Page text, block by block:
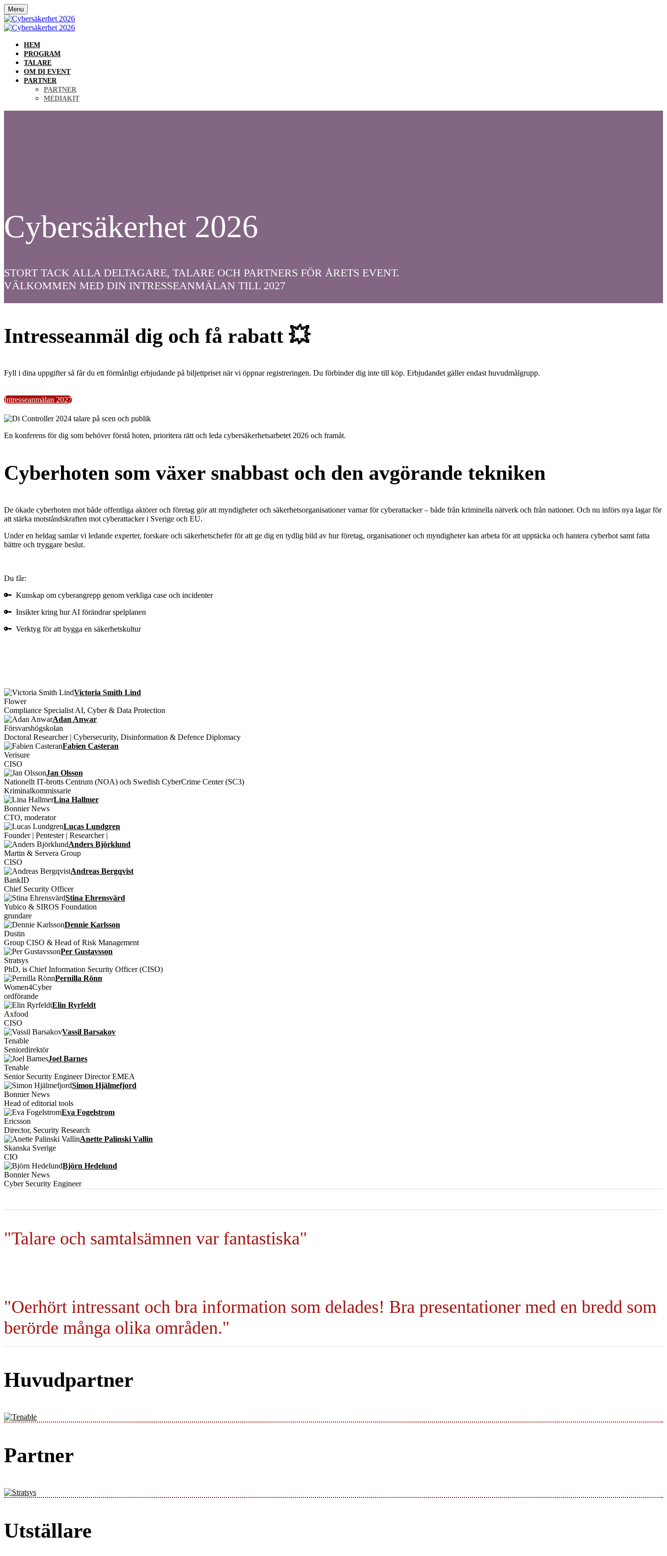
Menu
HEM
PROGRAM
TALARE
OM DI EVENT
PARTNER
PARTNER
MEDIAKIT
Cybersäkerhet 2026
STORT TACK ALLA DELTAGARE, TALARE OCH PARTNERS FÖR ÅRETS EVENT.
VÄLKOMMEN MED DIN INTRESSEANMÄLAN TILL 2027
Intresseanmäl dig och få rabatt 💥
Fyll i dina uppgifter så får du ett förmånligt erbjudande på biljettpriset när vi öppnar registreringen. Du förbinder dig inte till köp. Erbjudandet gäller endast huvudmålgrupp.
Intresseanmälan 2027
En konferens för dig som behöver förstå hoten, prioritera rätt och leda cybersäkerhetsarbetet 2026 och framåt.
Cyberhoten som växer snabbast och den avgörande tekniken
De ökade cyberhoten mot både offentliga aktörer och företag gör att myndigheter och säkerhetsorganisationer varnar för cyberattacker – både från kriminella nätverk och från nationer. Och nu införs nya lagar för
att stärka motståndskraften mot cyberattacker i Sverige och EU.
Under en heldag samlar vi ledande experter, forskare och säkerhetschefer för att ge dig en tydlig bild av hur företag, organisationer och myndigheter kan arbeta för att upptäcka och hantera cyberhot samt fatta
bättre och tryggare beslut.
Du får:
🔑 Kunskap om cyberangrepp genom verkliga case och incidenter
🔑 Insikter kring hur AI förändrar spelplanen
🔑 Verktyg för att bygga en säkerhetskultur
Victoria Smith Lind
Flower
Compliance Specialist AI, Cyber & Data Protection
Adan Anwar
Försvarshögskolan
Doctoral Researcher | Cybersecurity, Disinformation & Defence Diplomacy
Fabien Casteran
Verisure
CISO
Jan Olsson
Nationellt IT-brotts Centrum (NOA) och Swedish CyberCrime Center (SC3)
Kriminalkommissarie
Lina Hallmer
Bonnier News
CTO, moderator
Lucas Lundgren
Founder | Pentester | Researcher |
Anders Björklund
Martin & Servera Group
CISO
Andreas Bergqvist
BankID
Chief Security Officer
Stina Ehrensvärd
Yubico & SIROS Foundation
grundare
Dennie Karlsson
Dustin
Group CISO & Head of Risk Management
Per Gustavsson
Stratsys
PhD, is Chief Information Security Officer (CISO)
Pernilla Rönn
Women4Cyber
ordförande
Elin Ryrfeldt
Axfood
CISO
Vassil Barsakov
Tenable
Seniordirektör
Joel Barnes
Tenable
Senior Security Engineer Director EMEA
Simon Hjälmefjord
Bonnier News
Head of editorial tools
Eva Fogelstrom
Ericsson
Director, Security Research
Anette Palinski Vallin
Skanska Sverige
CIO
Björn Hedelund
Bonnier News
Cyber Security Engineer
"Talare och samtalsämnen var fantastiska"
"Oerhört intressant och bra information som delades! Bra presentationer med en bredd som
berörde många olika områden."
Huvudpartner
Partner
Utställare